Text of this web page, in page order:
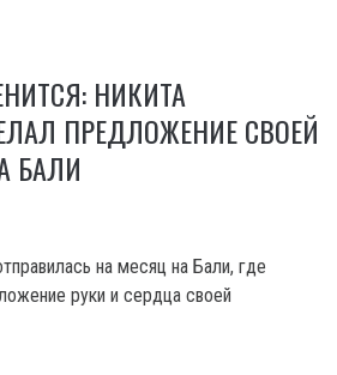
НИКИТА
ПРЕДЛОЖЕНИЕ СВОЕЙ
БАЛИ
на месяц на Бали, где
руки и сердца своей